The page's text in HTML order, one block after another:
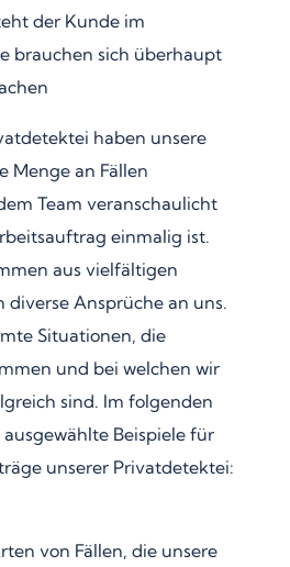
der Kunde im
brauchen sich überhaupt
haben unsere
Menge an Fällen
Team veranschaulicht
einmalig ist.
aus vielfältigen
diverse Ansprüche an uns.
Situationen, die
und bei welchen wir
sind. Im folgenden
Beispiele für
unserer Privatdetektei:
von Fällen, die unsere